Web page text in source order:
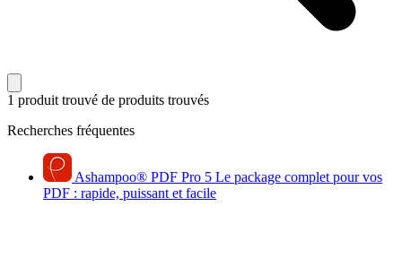
1 produit trouvé de produits trouvés
Recherches fréquentes
Ashampoo® PDF Pro 5 Le package complet pour vos
PDF : rapide, puissant et facile